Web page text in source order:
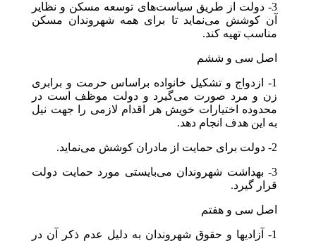
3- دولت از طریق سیاست‌های توسعه مسکن و نظایر
آن کوشش می‌نماید تا برای همه شهروندان مسکن
مناسب تهیه کند.
اصل سی و ششم
1- ازدواج و تشکیل خانواده براساس حرمت و برابری
زن و مرد صورت می‌گیرد و دولت موظف است در
محدوده اختیارات خویش هر اقدام لازمی را جهت نیل
به این هدف انجام دهد.
3- بهداشت شهروندان می‌بایستی مورد حمایت دولت
قرار گیرد.
اصل سی و هفتم
1- آزادیها و حقوق شهروندان به دلیل عدم ذکر آن در